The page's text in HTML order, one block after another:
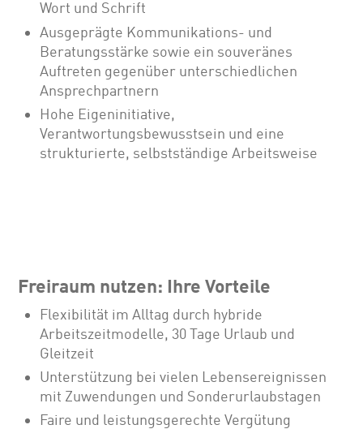
Wort und Schrift
Ausgeprägte Kommunikations- und
Beratungsstärke sowie ein souveränes
Auftreten gegenüber unterschiedlichen
Ansprechpartnern
Hohe Eigeninitiative,
Verantwortungsbewusstsein und eine
strukturierte, selbstständige Arbeitsweise
Freiraum nutzen: Ihre Vorteile
Flexibilität im Alltag durch hybride
Arbeitszeitmodelle, 30 Tage Urlaub und
Gleitzeit
Unterstützung bei vielen Lebensereignissen
mit Zuwendungen und Sonderurlaubstagen
Faire und leistungsgerechte Vergütung